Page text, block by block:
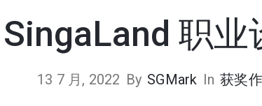
职业
13 7 月, 2022 By SGMark In 获奖